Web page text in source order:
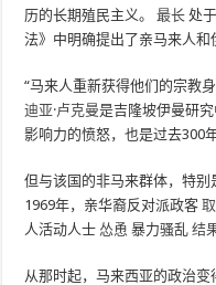
历的长期殖民主义。最长 处
法》中明确提出了亲马来人和
“马来人重新获得他们的宗教
迪亚·卢克曼是吉隆坡伊曼研
影响力的愤怒，也是过去300
但与该国的非马来群体，特别
1969年，亲华裔反对派政客
人活动人士 怂恿 暴力骚乱结
从那时起，马来西亚的政治变